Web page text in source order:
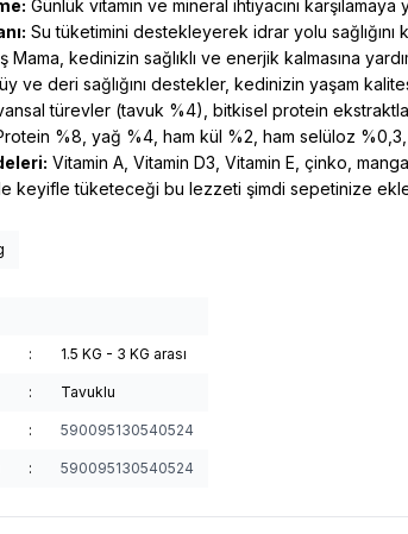
Günlük vitamin ve mineral ihtiyacını karşılamaya
Su tüketimini destekleyerek idrar yolu sağlığını
Mama, kedinizin sağlıklı ve enerjik kalmasına
ve deri sağlığını destekler, kedinizin yaşam
türevler (tavuk %4), bitkisel protein
%8, yağ %4, ham kül %2, ham selüloz %0,3,
Vitamin A, Vitamin D3, Vitamin E, çinko,
keyifle tüketeceği bu lezzeti şimdi sepetinize
: 1.5 KG - 3 KG arası
: Tavuklu
: 590095130540524
: 590095130540524